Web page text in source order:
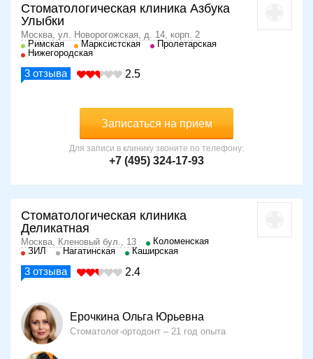
Стоматологическая клиника Азбука
Улыбки
Москва, ул. Новорогожская, д. 14, корп. 2
Римская
Марксистская
Пролетарская
Нижегородская
3 отзыва 2.5
Записаться на прием
Для записи в клинику звоните по телефону:
+7 (495) 324-17-93
Стоматологическая клиника
Деликатная
Москва, Кленовый бул., 13
Коломенская
ЗИЛ
Нагатинская Каширская
3 отзыва 2.4
Ерочкина Ольга Юрьевна
Стоматолог-ортодонт 21 год опыта